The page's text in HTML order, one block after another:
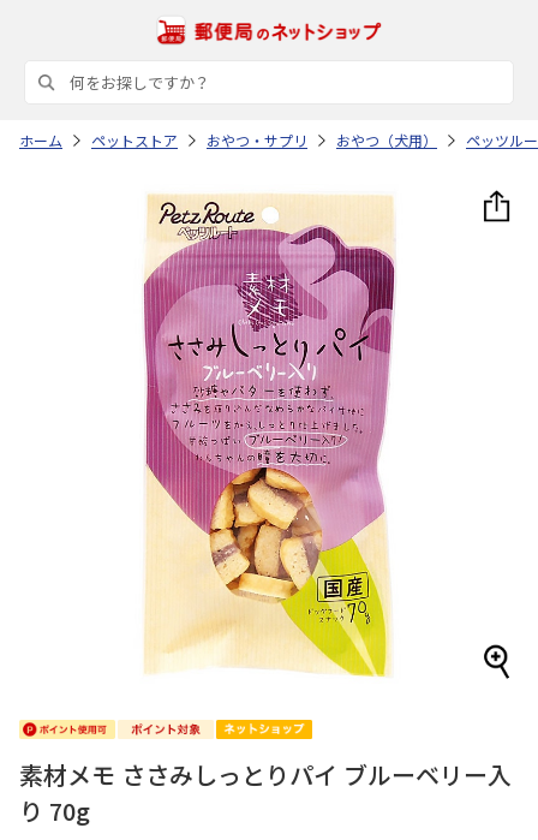
ホーム ペットストア おやつ・サプリ おやつ（犬用） ペッツル
素材メモ ささみしっとりパイ ブルーベリー入
り 70g